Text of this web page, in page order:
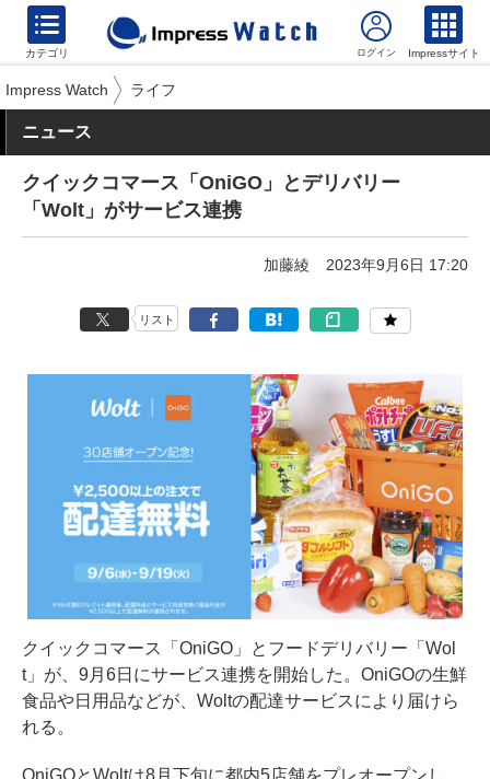
カテゴリ Impressサイト
Impress Watch ライフ
ニュース
クイックコマース「OniGO」とデリバリー
「Wolt」がサービス連携
加藤綾 2023年9月6日 17:20
リスト
クイックコマース「OniGO」とフードデリバリー「Wol
t」が、9月6日にサービス連携を開始した。OniGOの生鮮
食品や日用品などが、Woltの配達サービスにより届けら
れる。
OniGOとWoltは8月下旬に都内5店舗をプレオープンし、